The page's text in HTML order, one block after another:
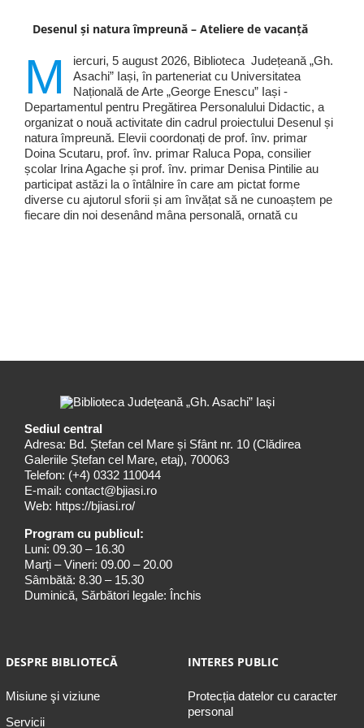
Desenul și natura împreună – Ateliere de vacanță
M
iercuri, 5 august 2026, Biblioteca Județeană „Gh.
Asachi” Iași, în parteneriat cu Universitatea
Națională de Arte „George Enescu” Iași -
Departamentul pentru Pregătirea Personalului Didactic, a
organizat o nouă activitate din cadrul proiectului Desenul și
natura împreună. Elevii coordonați de prof. înv. primar
Doina Scutaru, prof. înv. primar Raluca Popa, consilier
școlar Irina Agache și prof. înv. primar Denisa Pintilie au
participat astăzi la o întâlnire în care am pictat forme
diverse cu ajutorul sforii și am învățat să ne cunoaștem pe
fiecare din noi desenând mâna personală, ornată cu
Sediul central
Adresa: Bd. Ștefan cel Mare și Sfânt nr. 10 (Clădirea
Galeriile Ștefan cel Mare, etaj), 700063
Telefon: (+4) 0332 110044
E-mail: contact@bjiasi.ro
Web: https://bjiasi.ro/
Program cu publicul:
Luni: 09.30 – 16.30
Marți – Vineri: 09.00 – 20.00
Sâmbătă: 8.30 – 15.30
Duminică, Sărbători legale: Închis
DESPRE BIBLIOTECĂ
Misiune şi viziune
Servicii
INTERES PUBLIC
Protecția datelor cu caracter
personal